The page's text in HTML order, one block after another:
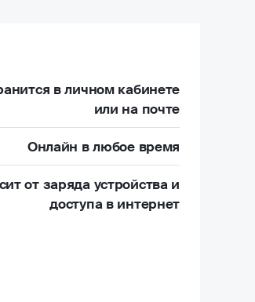
в личном кабинете
или на почте
Онлайн в любое время
от заряда устройства и
доступа в интернет